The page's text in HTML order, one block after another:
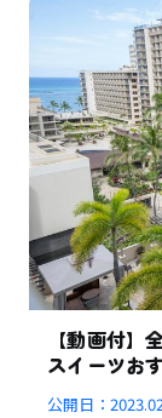
【動画付】
スイーツお
公開日：